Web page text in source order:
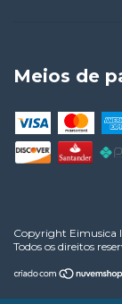
Meios de
Copyright Eimusica
Todos os direitos